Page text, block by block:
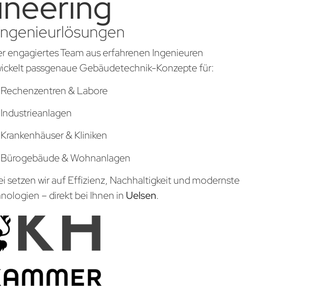
engagiertes Team aus erfahrenen Ingenieuren
passgenaue Gebäudetechnik-Konzepte für:
Rechenzentren & Labore
Industrieanlagen
Krankenhäuser & Kliniken
Bürogebäude & Wohnanlagen
setzen wir auf Effizienz, Nachhaltigkeit und modernste
– direkt bei Ihnen in Uelsen.